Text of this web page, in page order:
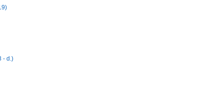
- d.)